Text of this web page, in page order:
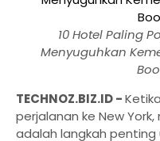
10 Hotel Paling
Menyuguhkan
TECHNOZ.BIZ.ID -
perjalanan ke New
adalah langkah